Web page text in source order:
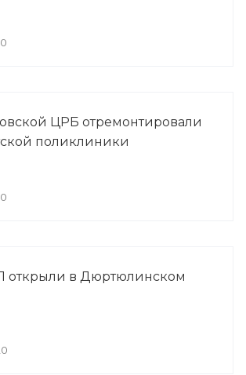
ЦРБ отремонтировали
поликлиники
в Дюртюлинском